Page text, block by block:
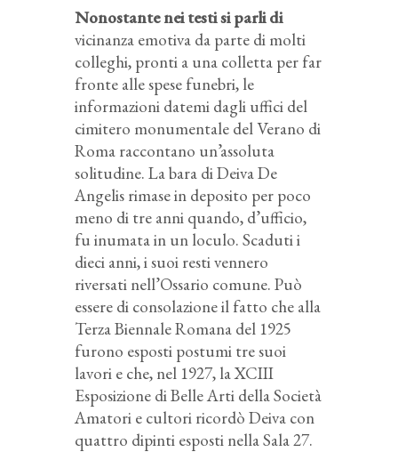
Nonostante nei testi si parli di
vicinanza emotiva da parte di molti
colleghi, pronti a una colletta per far
fronte alle spese funebri, le
informazioni datemi dagli uffici del
cimitero monumentale del Verano di
Roma raccontano un’assoluta
solitudine. La bara di Deiva De
Angelis rimase in deposito per poco
meno di tre anni quando, d’ufficio,
fu inumata in un loculo. Scaduti i
dieci anni, i suoi resti vennero
riversati nell’Ossario comune. Può
essere di consolazione il fatto che alla
Terza Biennale Romana del 1925
furono esposti postumi tre suoi
lavori e che, nel 1927, la XCIII
Esposizione di Belle Arti della Società
Amatori e cultori ricordò Deiva con
quattro dipinti esposti nella Sala 27.